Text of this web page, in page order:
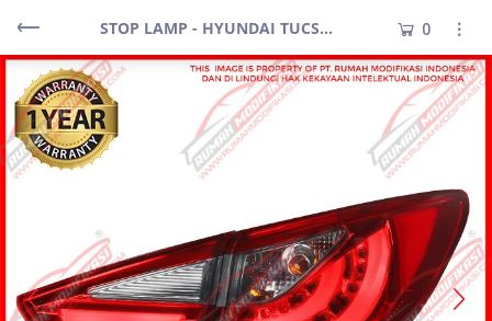
STOP LAMP - HYUNDAI TUCSON 2010-2013 - LED - LIGHT BAR - RED SMOKE 0